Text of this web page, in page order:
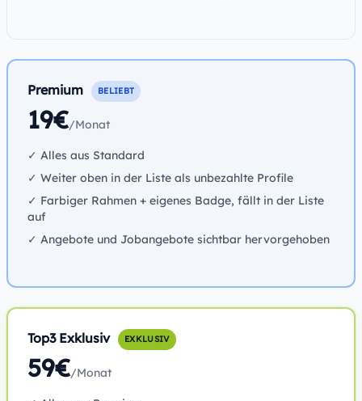
Premium BELIEBT
19€/Monat
✓ Alles aus Standard
✓ Weiter oben in der Liste als unbezahlte Profile
✓ Farbiger Rahmen + eigenes Badge, fällt in der Liste
auf
✓ Angebote und Jobangebote sichtbar hervorgehoben
Top3 Exklusiv EXKLUSIV
59€/Monat